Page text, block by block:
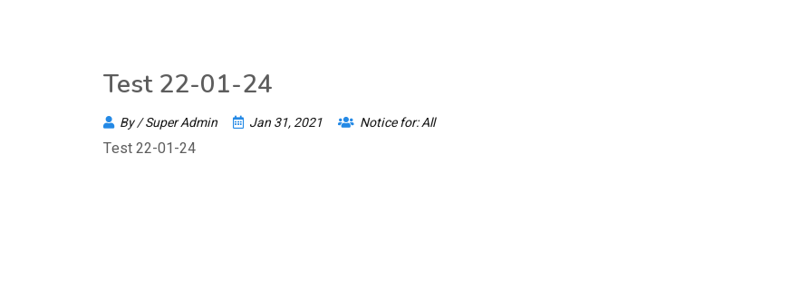
Test 22-01-24
By / Super Admin Jan 31, 2021 Notice for: All
Test 22-01-24